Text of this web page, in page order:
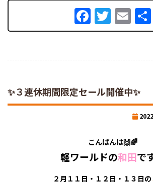
Facebook
Twitter
✨３連休期間限定セール開催中✨
こんばんは🙌🌈
軽ワールドの和田で
２月１１日・１２日・１３日の